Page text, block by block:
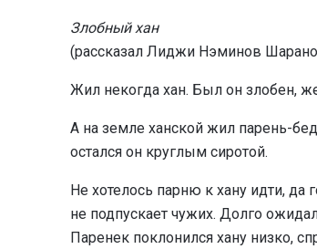
Злобный хан
(рассказал Лиджи Нэминов
Жил некогда хан. Был он злобен,
А на земле ханской жил парень-
остался он круглым сиротой.
Не хотелось парню к хану идти, да
не подпускает чужих. Долго
Паренек поклонился хану низко,